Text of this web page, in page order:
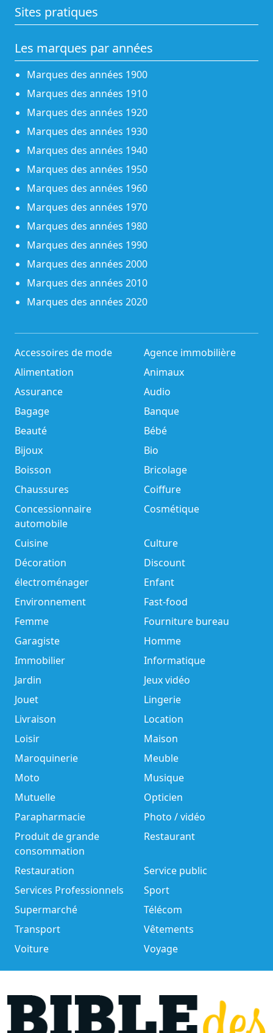
Sites pratiques
Les marques par années
Marques des années 1900
Marques des années 1910
Marques des années 1920
Marques des années 1930
Marques des années 1940
Marques des années 1950
Marques des années 1960
Marques des années 1970
Marques des années 1980
Marques des années 1990
Marques des années 2000
Marques des années 2010
Marques des années 2020
Accessoires de mode
Agence immobilière
Alimentation
Animaux
Assurance
Audio
Bagage
Banque
Beauté
Bébé
Bijoux
Bio
Boisson
Bricolage
Chaussures
Coiffure
Concessionnaire
automobile
Cosmétique
Cuisine
Culture
Décoration
Discount
électroménager
Enfant
Environnement
Fast-food
Femme
Fourniture bureau
Garagiste
Homme
Immobilier
Informatique
Jardin
Jeux vidéo
Jouet
Lingerie
Livraison
Location
Loisir
Maison
Maroquinerie
Meuble
Moto
Musique
Mutuelle
Opticien
Parapharmacie
Photo / vidéo
Produit de grande
consommation
Restaurant
Restauration
Service public
Services Professionnels
Sport
Supermarché
Télécom
Transport
Vêtements
Voiture
Voyage